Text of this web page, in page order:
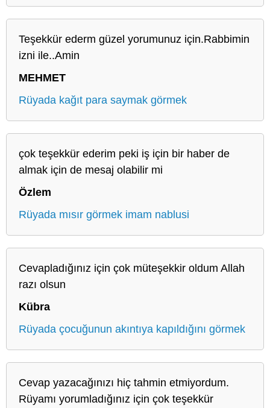
Teşekkür ederm güzel yorumunuz için.Rabbimin
izni ile..Amin
MEHMET
Rüyada kağıt para saymak görmek
çok teşekkür ederim peki iş için bir haber de
almak için de mesaj olabilir mi
Özlem
Rüyada mısır görmek imam nablusi
Cevapladığınız için çok müteşekkir oldum Allah
razı olsun
Kübra
Rüyada çocuğunun akıntıya kapıldığını görmek
Cevap yazacağınızı hiç tahmin etmiyordum.
Rüyamı yorumladığınız için çok teşekkür